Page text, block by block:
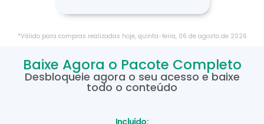
*Válido para compras realizadas hoje, quinta-feira, 06 de agostode 2026
Baixe Agora o Pacote Completo
Desbloqueie agora o seu acesso e baixe
todo o conteúdo
Incluído: